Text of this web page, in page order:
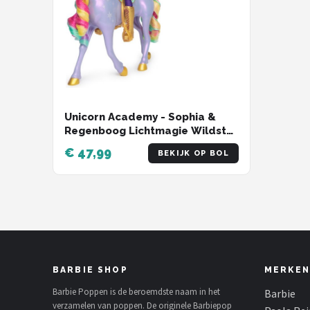
Unicorn Academy - Sophia &
Regenboog Lichtmagie Wildstar
- Modepop met Interactieve
Eenhoorn met licht geluid en
muziek
€ 47,99 BEKIJK OP BOL
BARBIE SHOP
Barbie Poppen is de beroemdste naam in het
verzamelen van poppen. De originele Barbiepop
MERKEN
Barbie